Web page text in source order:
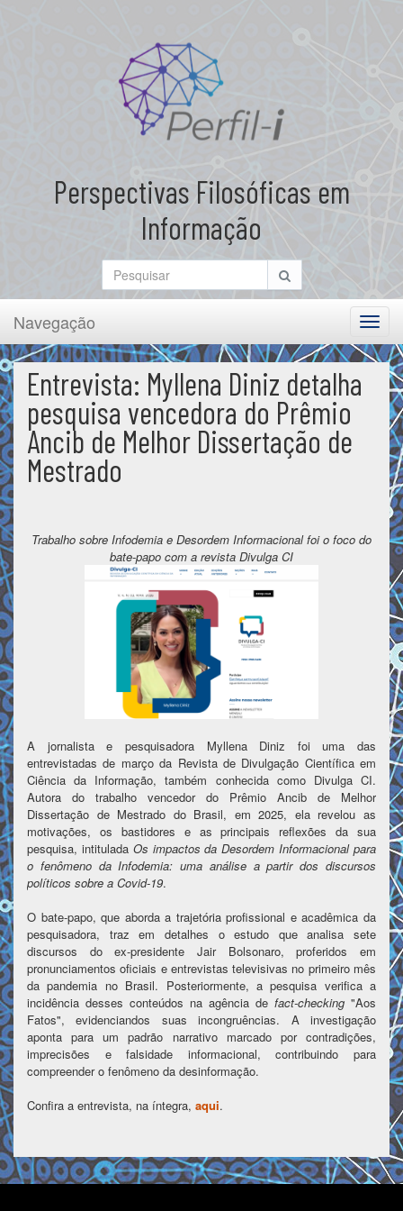
Perspectivas Filosóficas em
Informação
Navegação
Entrevista: Myllena Diniz detalha
pesquisa vencedora do Prêmio
Ancib de Melhor Dissertação de
Mestrado
Trabalho sobre Infodemia e Desordem Informacional foi o foco do
bate-papo com a revista Divulga CI
A jornalista e pesquisadora Myllena Diniz foi uma das
entrevistadas de março da Revista de Divulgação Científica em
Ciência da Informação, também conhecida como Divulga CI.
Autora do trabalho vencedor do Prêmio Ancib de Melhor
Dissertação de Mestrado do Brasil, em 2025, ela revelou as
motivações, os bastidores e as principais reflexões da sua
pesquisa, intitulada Os impactos da Desordem Informacional para
o fenômeno da Infodemia: uma análise a partir dos discursos
políticos sobre a Covid-19.
O bate-papo, que aborda a trajetória profissional e acadêmica da
pesquisadora, traz em detalhes o estudo que analisa sete
discursos do ex-presidente Jair Bolsonaro, proferidos em
pronunciamentos oficiais e entrevistas televisivas no primeiro mês
da pandemia no Brasil. Posteriormente, a pesquisa verifica a
incidência desses conteúdos na agência de fact-checking "Aos
Fatos", evidenciandos suas incongruências. A investigação
aponta para um padrão narrativo marcado por contradições,
imprecisões e falsidade informacional, contribuindo para
compreender o fenômeno da desinformação.
Confira a entrevista, na íntegra, aqui.